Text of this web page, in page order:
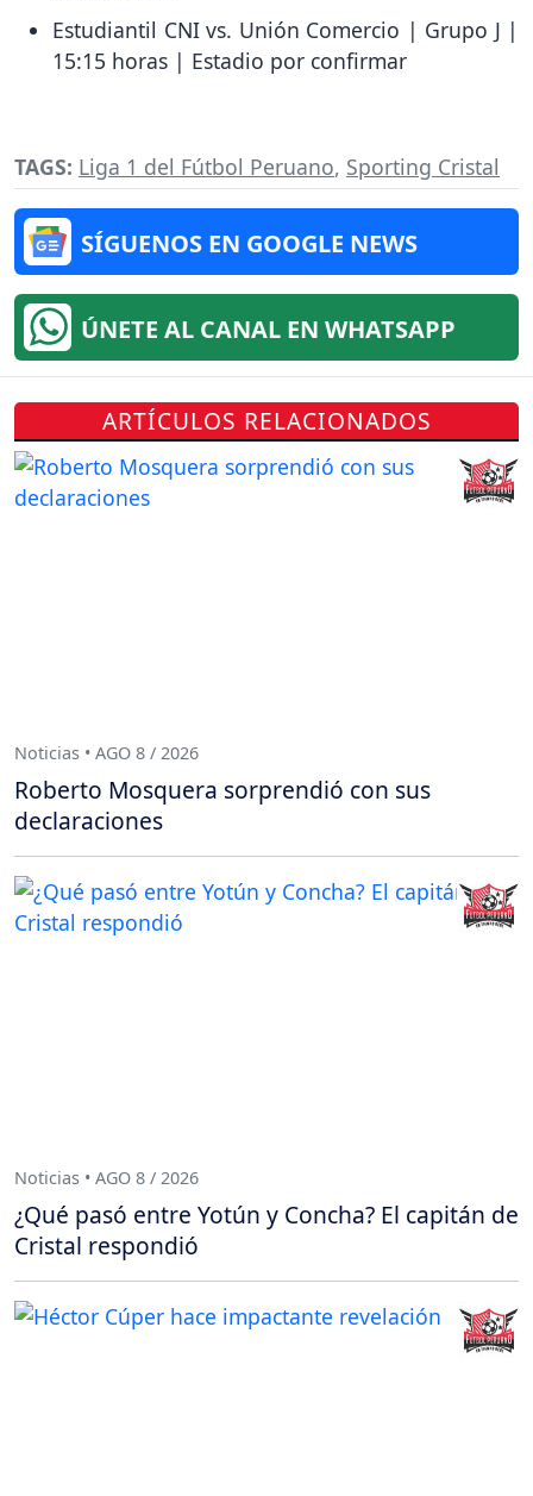
Estudiantil CNI vs. Unión Comercio | Grupo J |
15:15 horas | Estadio por confirmar
TAGS: Liga 1 del Fútbol Peruano, Sporting Cristal
SÍGUENOS EN GOOGLE NEWS
ÚNETE AL CANAL EN WHATSAPP
ARTÍCULOS RELACIONADOS
Noticias • AGO 8 / 2026
Roberto Mosquera sorprendió con sus
declaraciones
Noticias • AGO 8 / 2026
¿Qué pasó entre Yotún y Concha? El capitán de
Cristal respondió